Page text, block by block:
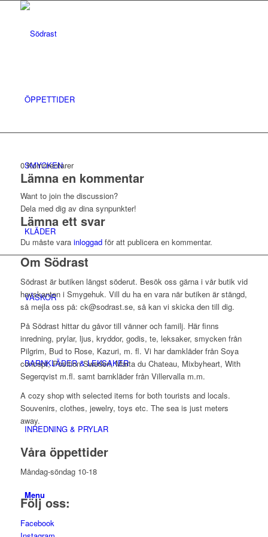
ÖPPETTIDER
SMYCKEN
KLÄDER
VÄSKOR
BARNKLÄDER & LEKSAKER
INREDNING & PRYLAR
Menu
0 Kommentarer
Lämna en kommentar
Want to join the discussion?
Dela med dig av dina synpunkter!
Lämna ett svar
Du måste vara inloggadför att publicera en kommentar.
Om Södrast
Södrast är butiken längst söderut. Besök oss gärna i vår butik vid
havskanten i Smygehuk. Vill du ha en vara när butiken är stängd,
så mejla oss på: ck@sodrast.se, så kan vi skicka den till dig.
På Södrast hittar du gåvor till vänner och familj. Här finns
inredning, prylar, ljus, kryddor, godis, te, leksaker, smycken från
Pilgrim, Bud to Rose, Kazuri, m. fl. Vi har damkläder från Soya
concept, Position Sweden, Marta du Chateau, Mixbyheart, With
Segerqvist m.fl. samt barnkläder från Villervalla m.m.
A cozy shop with selected items for both tourists and locals.
Souvenirs, clothes, jewelry, toys etc. The sea is just meters
away.
Våra öppettider
Måndag-söndag 10-18
Följ oss:
Facebook